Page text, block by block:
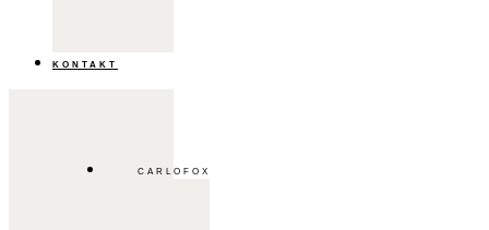
KONTAKT
CARLOFOX